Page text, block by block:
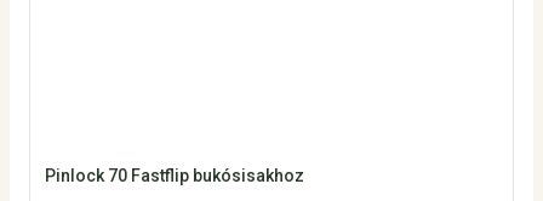
Pinlock 70 Fastflip bukósisakhoz